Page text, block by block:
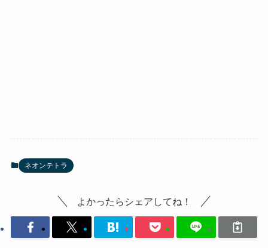
ネオンテトラ
よかったらシェアしてね！